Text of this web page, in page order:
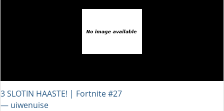
3 SLOTIN HAASTE! | Fortnite #27
― uiwenuise